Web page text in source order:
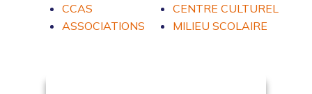
CCAS
ASSOCIATIONS
CENTRE CULTUREL
MILIEU SCOLAIRE